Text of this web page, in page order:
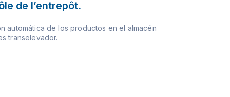
de l’entrepôt.
automática de los productos en el almacén
transelevador.